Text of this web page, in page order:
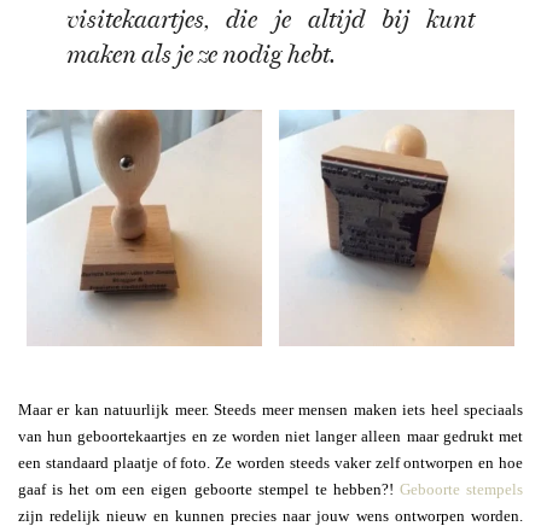
visitekaartjes, die je altijd bij kunt
maken als je ze nodig hebt.
Maar er kan natuurlijk meer. Steeds meer mensen maken iets heel speciaals
van hun geboortekaartjes en ze worden niet langer alleen maar gedrukt met
een standaard plaatje of foto. Ze worden steeds vaker zelf ontworpen en hoe
gaaf is het om een eigen geboorte stempel te hebben?! Geboorte stempels
zijn redelijk nieuw en kunnen precies naar jouw wens ontworpen worden.